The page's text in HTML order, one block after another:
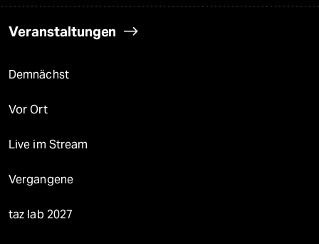
Veranstaltungen
Demnächst
Vor Ort
Live im Stream
Vergangene
taz lab 2027